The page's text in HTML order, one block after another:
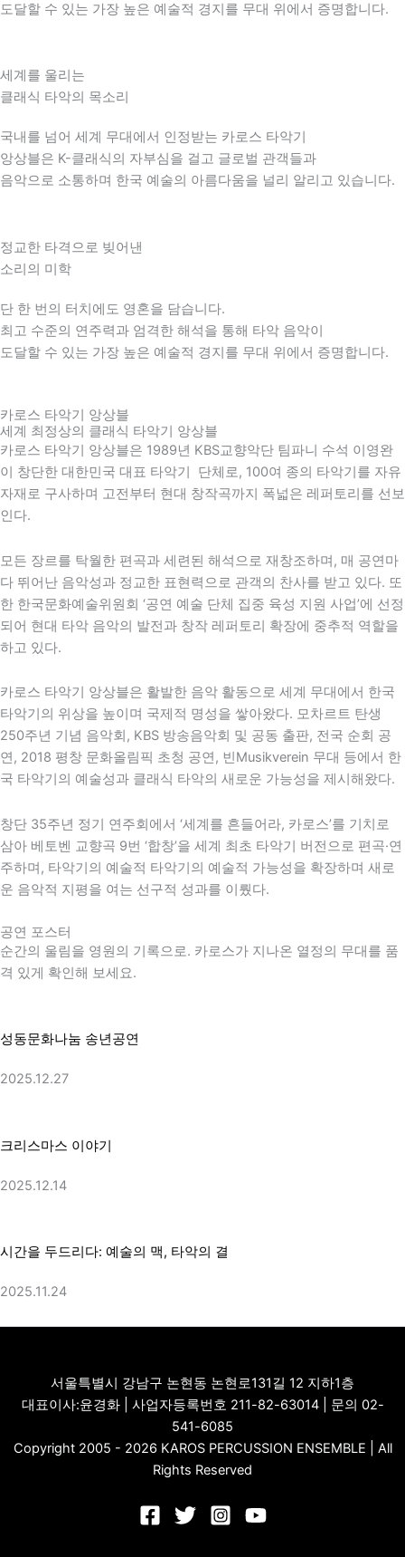
도달할 수 있는 가장 높은 예술적 경지를 무대 위에서 증명합니다.
세계를 울리는
클래식 타악의 목소리
국내를 넘어 세계 무대에서 인정받는 카로스 타악기
앙상블은 K-클래식의 자부심을 걸고 글로벌 관객들과
음악으로 소통하며 한국 예술의 아름다움을 널리 알리고 있습니다.
정교한 타격으로 빚어낸
소리의 미학
단 한 번의 터치에도 영혼을 담습니다.
최고 수준의 연주력과 엄격한 해석을 통해 타악 음악이
도달할 수 있는 가장 높은 예술적 경지를 무대 위에서 증명합니다.
카로스 타악기 앙상블
세계 최정상의 클래식 타악기 앙상블
카로스 타악기 앙상블은 1989년 KBS교향악단 팀파니 수석 이영완
이 창단한 대한민국 대표 타악기 단체로, 100여 종의 타악기를 자유
자재로 구사하며 고전부터 현대 창작곡까지 폭넓은 레퍼토리를 선보
인다.
모든 장르를 탁월한 편곡과 세련된 해석으로 재창조하며, 매 공연마
다 뛰어난 음악성과 정교한 표현력으로 관객의 찬사를 받고 있다. 또
한 한국문화예술위원회 ‘공연 예술 단체 집중 육성 지원 사업’에 선정
되어 현대 타악 음악의 발전과 창작 레퍼토리 확장에 중추적 역할을
하고 있다.
카로스 타악기 앙상블은 활발한 음악 활동으로 세계 무대에서 한국
타악기의 위상을 높이며 국제적 명성을 쌓아왔다. 모차르트 탄생
250주년 기념 음악회, KBS 방송음악회 및 공동 출판, 전국 순회 공
연, 2018 평창 문화올림픽 초청 공연, 빈Musikverein 무대 등에서 한
국 타악기의 예술성과 클래식 타악의 새로운 가능성을 제시해왔다.
창단 35주년 정기 연주회에서 ‘세계를 흔들어라, 카로스’를 기치로
삼아 베토벤 교향곡 9번 ‘합창’을 세계 최초 타악기 버전으로 편곡·연
주하며, 타악기의 예술적 타악기의 예술적 가능성을 확장하며 새로
운 음악적 지평을 여는 선구적 성과를 이뤘다.
공연 포스터
순간의 울림을 영원의 기록으로. 카로스가 지나온 열정의 무대를 품
격 있게 확인해 보세요.
성동문화나눔 송년공연
2025.12.27
크리스마스 이야기
2025.12.14
시간을 두드리다: 예술의 맥, 타악의 결
2025.11.24
서울특별시 강남구 논현동 논현로131길 12 지하1층
대표이사:윤경화 | 사업자등록번호 211-82-63014 | 문의 02-
541-6085
Copyright 2005 - 2026 KAROS PERCUSSION ENSEMBLE | All
Rights Reserved